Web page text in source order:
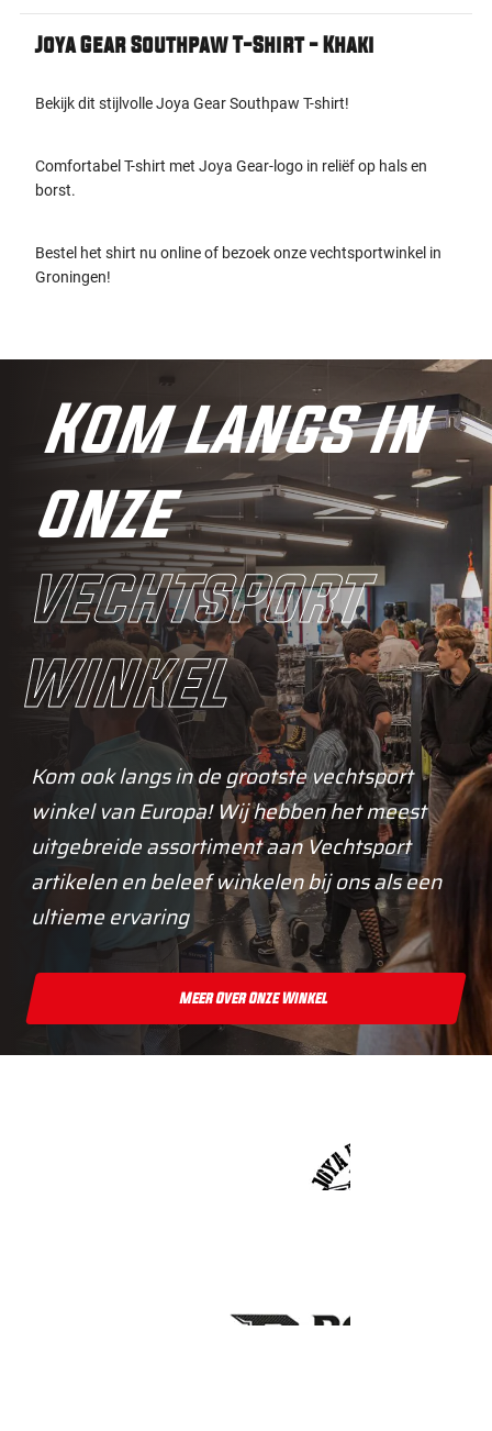
Joya Gear Southpaw T-Shirt - Khaki
Bekijk dit stijlvolle Joya Gear Southpaw T-shirt!
Comfortabel T-shirt met Joya Gear-logo in reliëf op hals en
borst.
Bestel het shirt nu online of bezoek onze vechtsportwinkel in
Groningen!
Kom langs in
onze
vechtsport
winkel
Kom ook langs in de grootste vechtsport
winkel van Europa! Wij hebben het meest
uitgebreide assortiment aan Vechtsport
artikelen en beleef winkelen bij ons als een
ultieme ervaring
Meer Over Onze Winkel